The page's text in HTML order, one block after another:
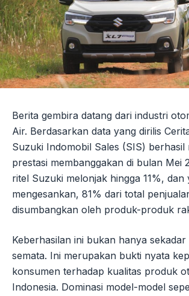
Berita gembira datang dari industri
Air. Berdasarkan data yang dirilis
Suzuki Indomobil Sales (SIS)
prestasi membanggakan di bulan Mei
ritel Suzuki melonjak hingga 11%, dan
mengesankan, 81% dari total
disumbangkan oleh produk-produk
Keberhasilan ini bukan hanya sekadar
semata. Ini merupakan bukti nyata
konsumen terhadap kualitas produk
Indonesia. Dominasi model-model